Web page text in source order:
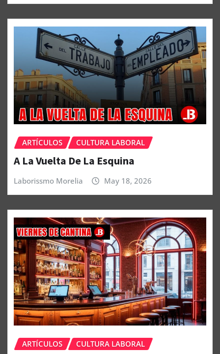
ARTÍCULOS CULTURA LABORAL
A La Vuelta De La Esquina
Laborissmo Morelia May 18, 2026
ARTÍCULOS CULTURA LABORAL